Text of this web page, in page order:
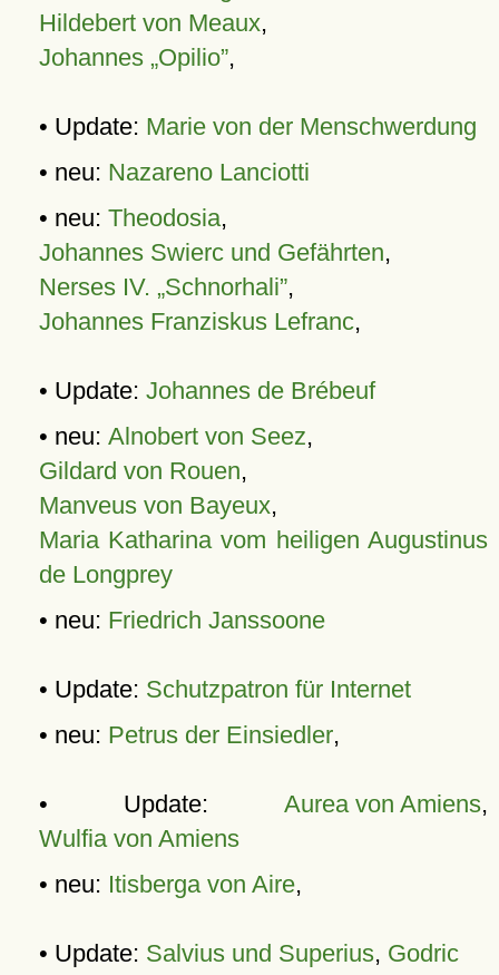
Hildebert von Meaux,
Johannes „Opilio”,
• Update: Marie von der Menschwerdung
• neu: Nazareno Lanciotti
• neu: Theodosia,
Johannes Swierc und Gefährten,
Nerses IV. „Schnorhali”,
Johannes Franziskus Lefranc,
• Update: Johannes de Brébeuf
• neu: Alnobert von Seez,
Gildard von Rouen,
Manveus von Bayeux,
Maria Katharina vom heiligen Augustinus
de Longprey
• neu: Friedrich Janssoone
• Update: Schutzpatron für Internet
• neu: Petrus der Einsiedler,
• Update: Aurea von Amiens,
Wulfia von Amiens
• neu: Itisberga von Aire,
• Update: Salvius und Superius, Godric